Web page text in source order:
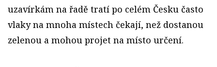
uzavírkám na řadě tratí po celém Česku často
vlaky na mnoha místech čekají, než dostanou
zelenou a mohou projet na místo určení.